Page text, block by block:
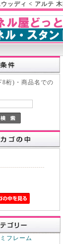
ッディ < アルテ
8桁)・商品名での
フレーム